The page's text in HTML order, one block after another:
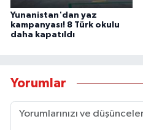
Yunanistan'dan yaz
kampanyası! 8 Türk okulu
daha kapatıldı
Yorumlar